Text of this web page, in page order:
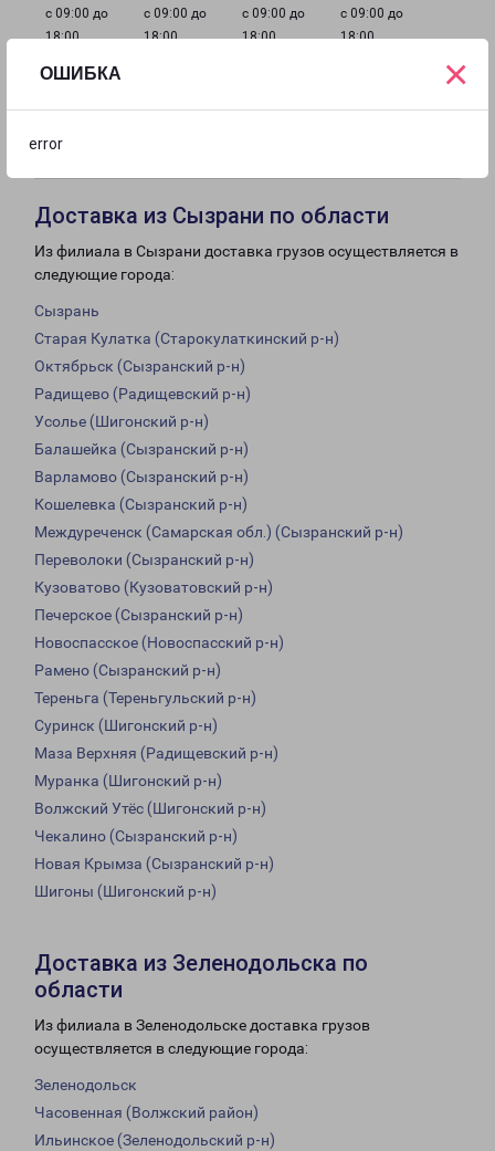
ОШИБКА
error
×
с 09:00 до
18:00
с 09:00 до
18:00
с 09:00 до
18:00
с 09:00 до
18:00
с 09:00 до
Выходной Выходной
Доставка из Сызрани по области
Из филиала в Сызрани доставка грузов осуществляется в
следующие города:
Сызрань
Старая Кулатка (Старокулаткинский р-н)
Октябрьск (Сызранский р-н)
Радищево (Радищевский р-н)
Усолье (Шигонский р-н)
Балашейка (Сызранский р-н)
Варламово (Сызранский р-н)
Кошелевка (Сызранский р-н)
Междуреченск (Самарская обл.) (Сызранский р-н)
Переволоки (Сызранский р-н)
Кузоватово (Кузоватовский р-н)
Печерское (Сызранский р-н)
Новоспасское (Новоспасский р-н)
Рамено (Сызранский р-н)
Тереньга (Тереньгульский р-н)
Суринск (Шигонский р-н)
Маза Верхняя (Радищевский р-н)
Муранка (Шигонский р-н)
Волжский Утёс (Шигонский р-н)
Чекалино (Сызранский р-н)
Новая Крымза (Сызранский р-н)
Шигоны (Шигонский р-н)
Доставка из Зеленодольска по
области
Из филиала в Зеленодольске доставка грузов
осуществляется в следующие города:
Зеленодольск
Часовенная (Волжский район)
Ильинское (Зеленодольский р-н)